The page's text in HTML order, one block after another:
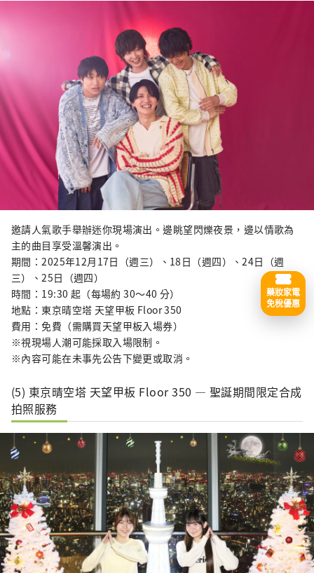
邀請人氣歌手舉辦迷你現場演出。邊眺望閃爍夜景，邊以情歌為
主的曲目享受溫馨演出。
期間：2025年12月17日（週三）、18日（週四）、24日（週
三）、25日（週四）
時間：19:30 起（每場約 30～40 分）
地點：東京晴空塔 天望甲板 Floor 350
費用：免費（需購買天望甲板入場券）
※視現場人潮可能採取入場限制。
※內容可能在未事先公告下變更或取消。
(5) 東京晴空塔 天望甲板 Floor 350 — 聖誕期間限定合成
拍照服務
藥妝家電
免稅優惠